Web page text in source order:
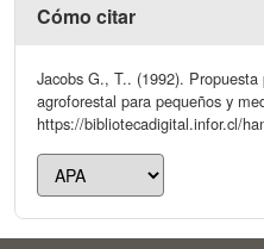
Cómo citar
Jacobs G., T.. (1992).
agroforestal para pequeños y
https://bibliotecadigital.infor.cl/